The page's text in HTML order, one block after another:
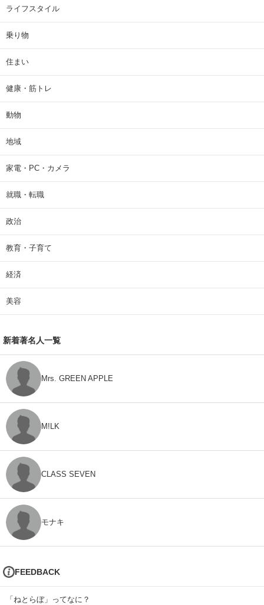
ライフスタイル
乗り物
住まい
健康・筋トレ
動物
地域
家電・PC・カメラ
就職・転職
政治
教育・子育て
経済
美容
新着著名人一覧
Mrs. GREEN APPLE
M!LK
CLASS SEVEN
モナキ
FEEDBACK
「ねとらぼ」ってなに？